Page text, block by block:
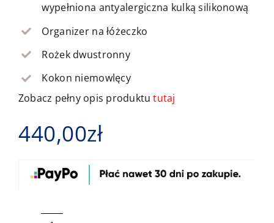
wypełniona antyalergiczna kulką silikonową
Organizer na łóżeczko
Rożek dwustronny
Kokon niemowlęcy
Zobacz pełny opis produktututaj
440,00zł